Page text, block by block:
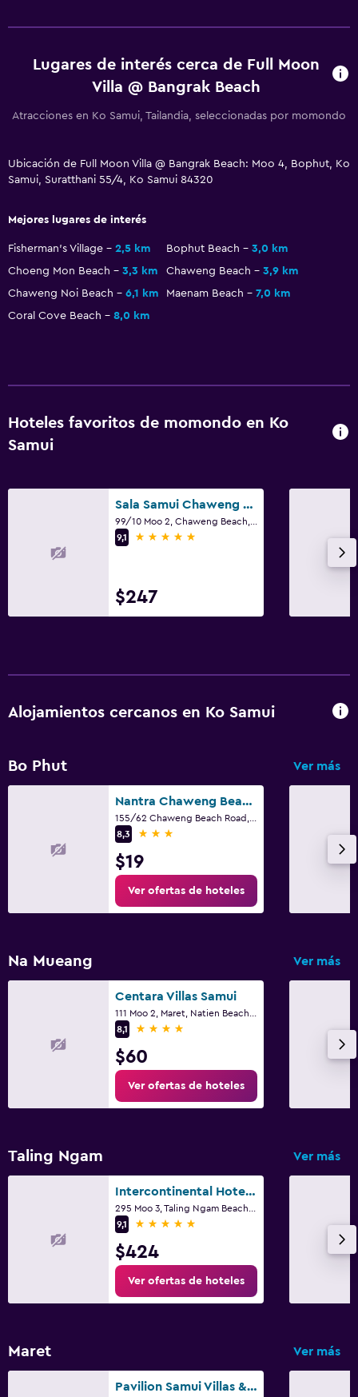
Lugares de interés cerca de Full Moon
Villa @ Bangrak Beach
Atracciones en Ko Samui, Tailandia, seleccionadas por momondo
Ubicación de Full Moon Villa @ Bangrak Beach: Moo 4, Bophut, Ko
Samui, Suratthani 55/4, Ko Samui 84320
Mejores lugares de interés
Fisherman's Village 2,5 km Bophut Beach
3,0 km
Choeng Mon Beach
3,3 km Chaweng Beach
3,9 km
Chaweng Noi Beach
6,1 km Maenam Beach
7,0 km
Coral Cove Beach
8,0 km
Hoteles favoritos de momondo en Ko
Samui
Sala Samui Chaweng Beach Resort
9,1
5 estrellas
$247
Alojamientos cercanos en Ko Samui
Bo Phut Ver más
Nantra Chaweng Beach Hotel
8,3
3 estrellas
$19
Ver ofertas de hoteles
Na Mueang Ver más
Centara Villas Samui
8,1
4 estrellas
$60
Ver ofertas de hoteles
Taling Ngam Ver más
Intercontinental Hotels Koh Samui Resort By IHG
9,1
5 estrellas
$424
Ver ofertas de hoteles
Maret Ver más
Pavilion Samui Villas & Resort